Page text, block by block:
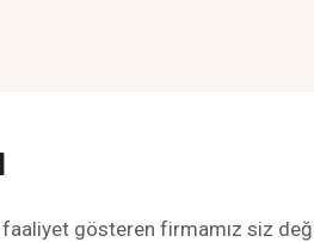
faaliyet gösteren firmamız siz